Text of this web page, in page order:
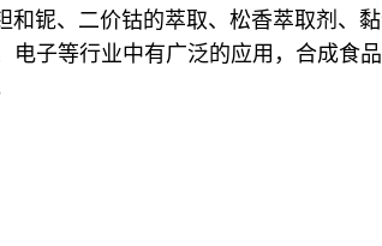
铌、二价钴的萃取、松香萃取剂、
子等行业中有广泛的应用，合成食